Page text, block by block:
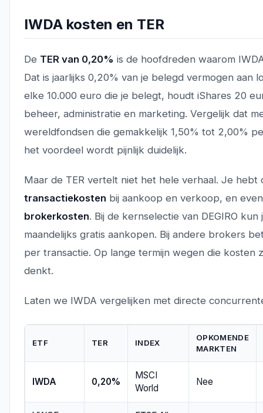
IWDA kosten en TER
De TER van 0,20% is de hoofdreden waarom
Dat is jaarlijks 0,20% van je belegd vermogen aan
elke 10.000 euro die je belegt, houdt iShares 20
beheer, administratie en marketing. Vergelijk dat
wereldfondsen die gemakkelijk 1,50% tot 2,00%
het voordeel wordt pijnlijk duidelijk.
Maar de TER vertelt niet het hele verhaal. Je hebt
transactiekosten bij aankoop en verkoop, en
brokerkosten. Bij de kernselectie van DEGIRO kun
maandelijks gratis aankopen. Bij andere brokers
per transactie. Op lange termijn wegen die kosten
denkt.
Laten we IWDA vergelijken met directe
ETF TER INDEX
OPKOMENDE
MARKTEN
IWDA 0,20%
MSCI
World
Nee